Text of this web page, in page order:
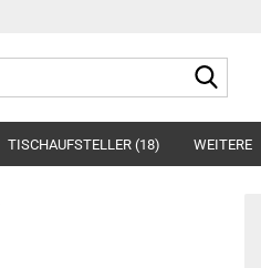
TISCHAUFSTELLER (18) WEITERE